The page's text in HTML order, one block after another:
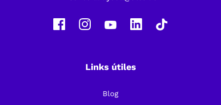
Links útiles
Blog